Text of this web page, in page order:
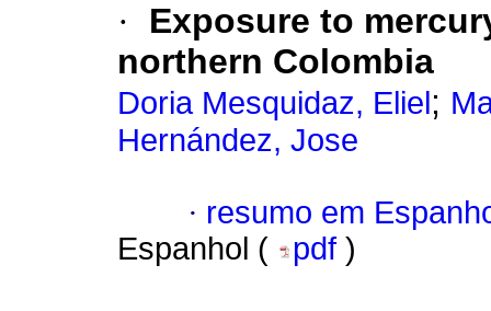
·
Exposure to
northern Colombia
Doria Mesquidaz, Eliel ;
Hernández, Jose
· resumo em
Espanhol (
pdf )